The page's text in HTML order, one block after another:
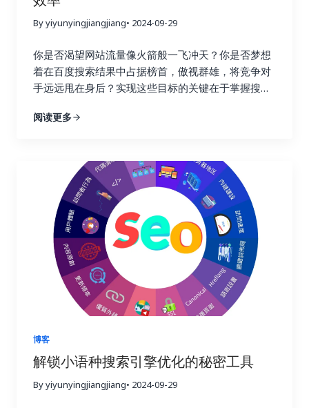
By yiyunyingjiangjiang• 2024-09-29
你是否渴望网站流量像火箭般一飞冲天？你是否梦想
着在百度搜索结果中占据榜首，傲视群雄，将竞争对
手远远甩在身后？实现这些目标的关键在于掌握搜索
节！不要再浪费宝贵的时间和精力在低效的搜索引擎
Buzzsumo 这三大神器，轻松提升链接建设效率，让
你的网站在竞争激烈的线上世界中脱颖而出，成为行
业领军者！ 一、链接建设的重要性：为什么它如此重
要？ 在搜索引擎优化这个复杂而精妙的领域中，链接
就好比一张张珍贵的选票，每一张都代表着对你网站
权威性和可信度的认可。高质量的链接越多，搜索引
擎就越信任你的网站，你的排名自然也就越高。这就
好比现实生活中的社交圈，朋友越多，人脉越广，你
的影响力也就越大。链接建设不仅仅关乎排名，更关
乎你的在线业务的整体成功与长远发展。一个强大的
链接配置文件不仅可以带来更高的品牌知名度和更多
的推荐流量，更能建立起坚实的用户信任，为你的业
务带来持续的增长动力。忽视链接建设，就像建造一
座空中楼阁，看似华丽，实则根基不稳，随时可能坍
阅读更多
博客
解锁小语种搜索引擎优化的秘密工具
By yiyunyingjiangjiang• 2024-09-29